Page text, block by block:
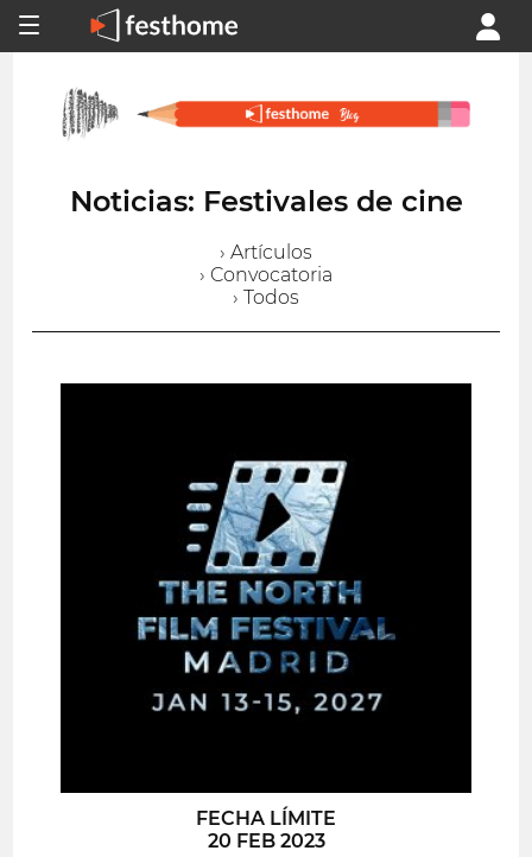
Noticias: Festivales de cine
› Artículos
› Convocatoria
› Todos
FECHA LÍMITE
20 FEB 2023